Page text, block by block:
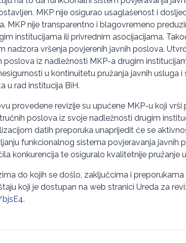
MKP nije osigurao usaglašenost i
MKP nije transparentno i blagovremeno
institucijama ili privrednim asocijacijama.
nadzora vršenja povjerenih javnih poslova.
poslova iz nadležnosti MKP-a drugim
u kontinuitetu pružanja javnih usluga i
u rad institucija BiH.
provedene revizije su upućene MKP-u koji
poslova iz svoje nadležnosti drugim
datih preporuka unaprijedit će se
funkcionalnog sistema povjeravanja javnih
konkurencija te osiguralo kvalitetnije pružanje
do kojih se došlo, zaključcima i
koji je dostupan na web stranici Ureda za
.